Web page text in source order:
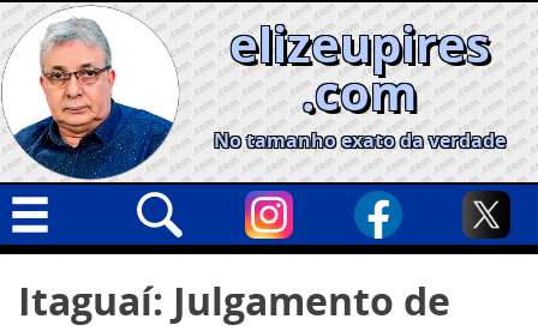
Skip
to
content
elizeupires
.com
No tamanho exato da verdade
Geral
por:
Itaguaí: Julgamento de